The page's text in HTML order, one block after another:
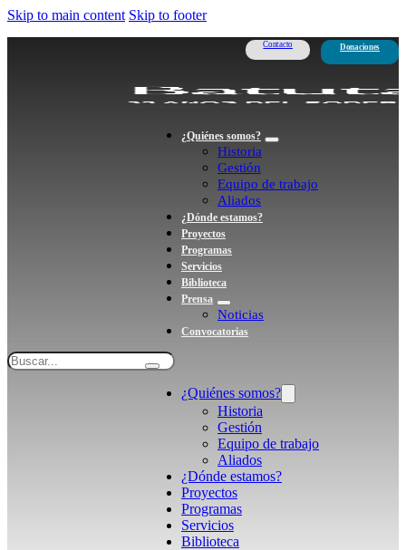
Skip to main content Skip to footer
Contacto Donaciones
Search
¿Quiénes somos?
Historia
Gestión
Equipo de trabajo
Aliados
¿Dónde estamos?
Proyectos
Programas
Servicios
Biblioteca
Prensa
Noticias
Convocatorias
¿Quiénes somos?
Historia
Gestión
Equipo de trabajo
Aliados
¿Dónde estamos?
Proyectos
Programas
Servicios
Biblioteca